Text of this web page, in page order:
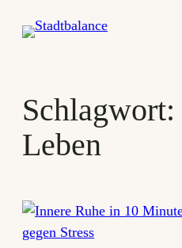
Inhalt
Schlagwort:
Leben